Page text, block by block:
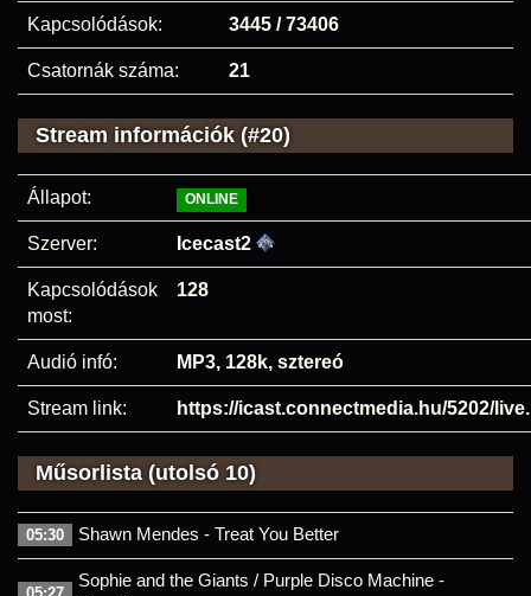
Kapcsolódások: 3445 / 73406
Csatornák száma: 21
Stream információk (#20)
Állapot: ONLINE
Szerver: Icecast2
Kapcsolódások
most:
128
Audió infó: MP3, 128k, sztereó
Stream link: https://icast.connectmedia.hu/5202/
Műsorlista (utolsó 10)
05:30 Shawn Mendes - Treat You Better
Sophie and the Giants / Purple Disco Machine -